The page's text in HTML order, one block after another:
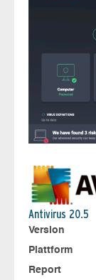
Antivirus 20.5
Version
Plattform
Report